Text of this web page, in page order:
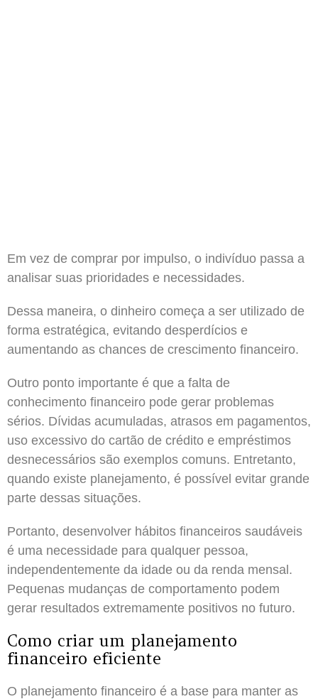
Em vez de comprar por impulso, o indivíduo passa a
analisar suas prioridades e necessidades.
Dessa maneira, o dinheiro começa a ser utilizado de
forma estratégica, evitando desperdícios e
aumentando as chances de crescimento financeiro.
Outro ponto importante é que a falta de
conhecimento financeiro pode gerar problemas
sérios. Dívidas acumuladas, atrasos em pagamentos,
uso excessivo do cartão de crédito e empréstimos
desnecessários são exemplos comuns. Entretanto,
quando existe planejamento, é possível evitar grande
parte dessas situações.
Portanto, desenvolver hábitos financeiros saudáveis
é uma necessidade para qualquer pessoa,
independentemente da idade ou da renda mensal.
Pequenas mudanças de comportamento podem
gerar resultados extremamente positivos no futuro.
Como criar um planejamento
financeiro eficiente
O planejamento financeiro é a base para manter as